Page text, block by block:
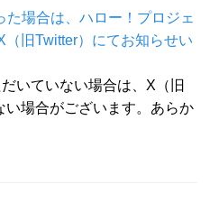
場合は、ハロー！プロジェ
旧Twitter）にてお知らせい
いていない場合は、X（旧
場合がございます。あらか